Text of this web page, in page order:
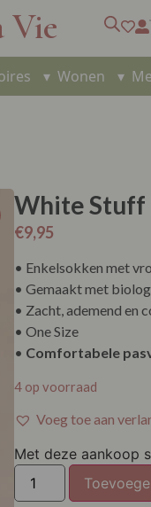
Vie
▾ Wonen ▾
White Stuff
€9,95
• Enkelsokken met
• Gemaakt met
• Zacht, ademend en
• One Size
• Comfortabele
4 op voorraad
Voeg toe aan
Met deze aankoop